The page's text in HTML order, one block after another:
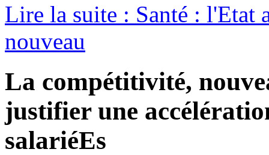
Lire la suite : Santé : l'Etat
nouveau
La compétitivité,
justifier une
salariéEs